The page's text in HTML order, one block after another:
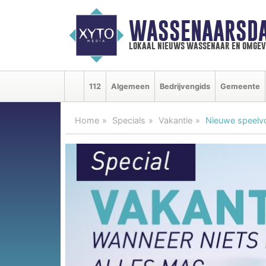
lokaal nieuws wassenaar en
112 Algemeen Bedrijvengids Gemeente
Home Specials Vakantie Nieuwe